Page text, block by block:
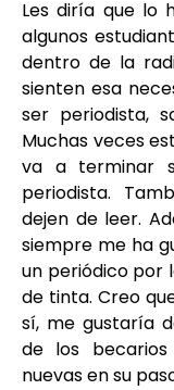
Les diría que lo
algunos
dentro de la
sienten esa
ser periodista,
Muchas veces
va a terminar
periodista.
dejen de leer.
siempre me ha
un periódico por
de tinta. Creo
sí, me gustaría
de los
nuevas en su